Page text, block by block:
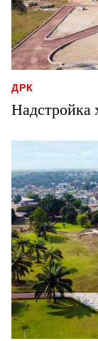
ДРК
Надстройка